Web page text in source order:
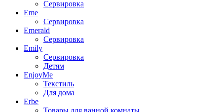
Сервировка
Eme
Сервировка
Emerald
Сервировка
Emily
Сервировка
Детям
EnjoyMe
Текстиль
Для дома
Erbe